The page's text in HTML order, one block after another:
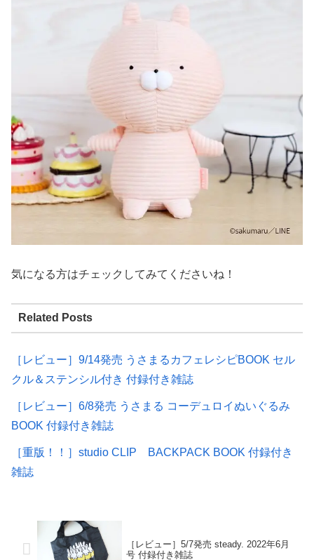
気になる方はチェックしてみてくださいね！
Related Posts
［レビュー］9/14発売 うさまるカフェレシピBOOK セル
クル＆ステンシル付き 付録付き雑誌
［レビュー］6/8発売 うさまる コーデュロイぬいぐるみ
BOOK 付録付き雑誌
［重版！！］studio CLIP BACKPACK BOOK 付録付き
雑誌
［レビュー］5/7発売 steady. 2022年6月
号 付録付き雑誌